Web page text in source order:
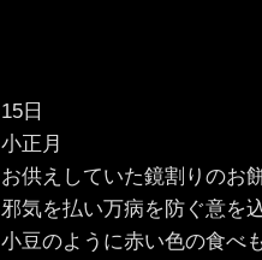
15日
小正月
お供えしていた鏡割りのお
邪気を払い万病を防ぐ意を
小豆のように赤い色の食べ